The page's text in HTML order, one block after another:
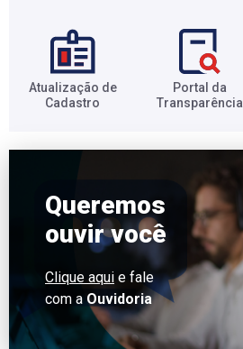
Atualização de
Cadastro​
Portal da
Transparência​
Queremos
ouvir você
Clique aqui e fale
com a Ouvidoria